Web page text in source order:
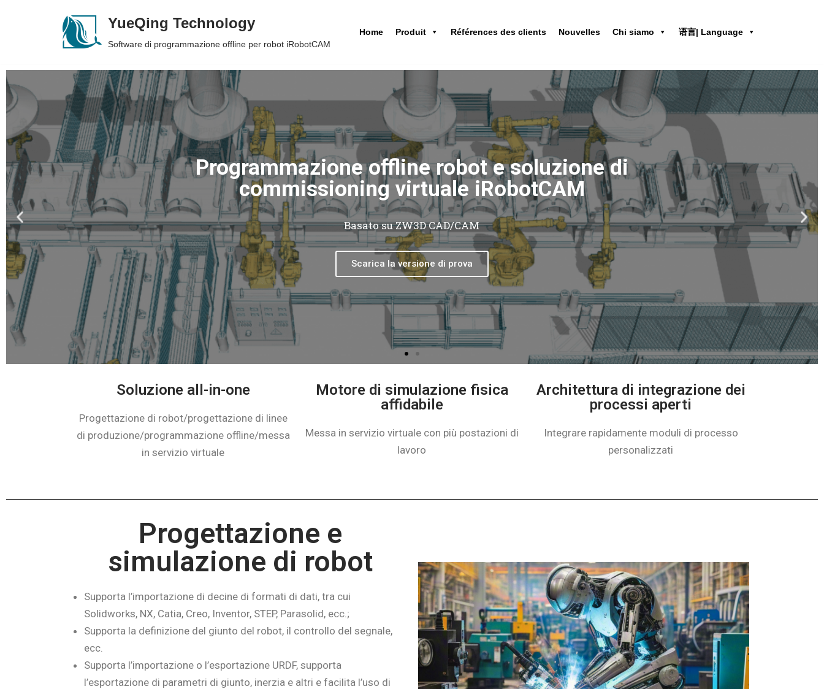
content
YueQing Technology
Software di programmazione offline per robot iRobotCAM
Home Produit Références des clients Nouvelles Chi siamo 语言| Language
Iscriviti alla rete di rivenditori globali irobotcam
Benvenuti per unirti a noi per espandere la programmazione offline robot e il debug virtuale
Soluzione all-in-one
Progettazione di robot/progettazione di linee
di produzione/programmazione offline/messa
in servizio virtuale
Motore di simulazione fisica
affidabile
Messa in servizio virtuale con più postazioni di
lavoro
Architettura di integrazione dei
processi aperti
Integrare rapidamente moduli di processo
personalizzati
Progettazione e
simulazione di robot
Supporta l’importazione di decine di formati di dati, tra cui
Solidworks, NX, Catia, Creo, Inventor, STEP, Parasolid, ecc.;
Supporta la definizione del giunto del robot, il controllo del segnale,
ecc.
Supporta l’importazione o l’esportazione URDF, supporta
l’esportazione di parametri di giunto, inerzia e altri e facilita l’uso di